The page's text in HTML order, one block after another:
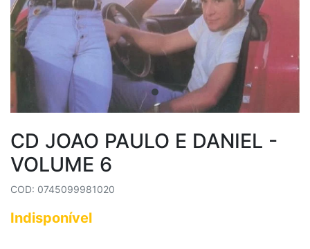
CD JOAO PAULO E DANIEL -
VOLUME 6
COD: 0745099981020
Indisponível